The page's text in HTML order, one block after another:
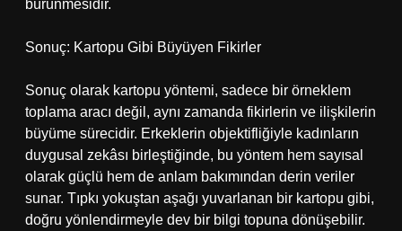
bürünmesidir.
Sonuç: Kartopu Gibi Büyüyen Fikirler
Sonuç olarak kartopu yöntemi, sadece bir örneklem
toplama aracı değil, aynı zamanda fikirlerin ve ilişkilerin
büyüme sürecidir. Erkeklerin objektifliğiyle kadınların
duygusal zekâsı birleştiğinde, bu yöntem hem sayısal
olarak güçlü hem de anlam bakımından derin veriler
sunar. Tıpkı yokuştan aşağı yuvarlanan bir kartopu gibi,
doğru yönlendirmeyle dev bir bilgi topuna dönüşebilir.